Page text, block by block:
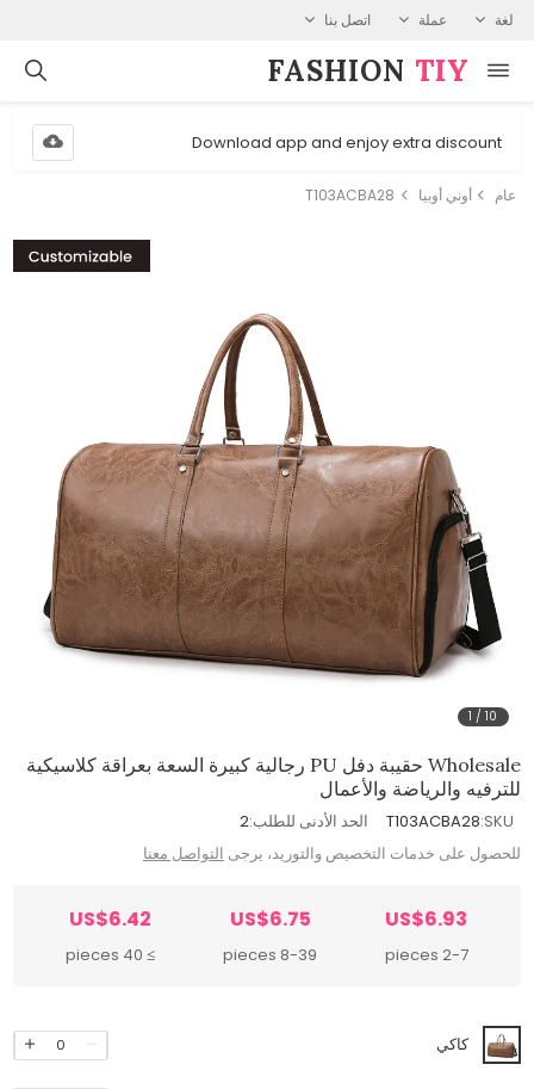
لغة عملة اتصل بنا
FASHION⁠ TIY
Download app and enjoy extra discount
عام أوني أوبيا T103ACBA28
1 /10
Wholesale حقيبة دفل PU رجالية كبيرة السعة بعراقة كلاسيكية
للترفيه والرياضة والأعمال
SKU:
T103ACBA28 الحد الأدنى للطلب:2
للحصول على خدمات التخصيص والتوريد، يرجى التواصل معنا
US$6.93
2-7 pieces
US$6.75
8-39 pieces
US$6.42
≥ 40 pieces
كاكي 0